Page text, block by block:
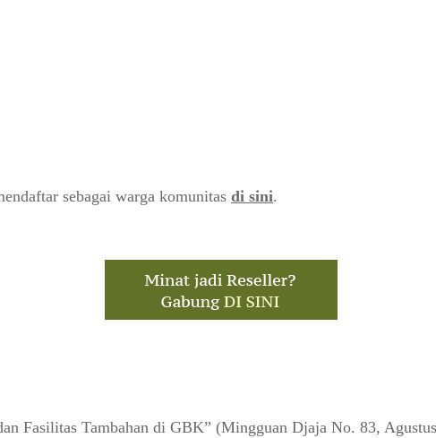
sebagai warga komunitas di sini.
Fasilitas Tambahan di GBK” (Mingguan Djaja No. 83,